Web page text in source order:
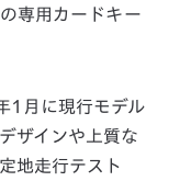
専用カードキー
1月に現行モデル
ザインや上質な
地走行テスト